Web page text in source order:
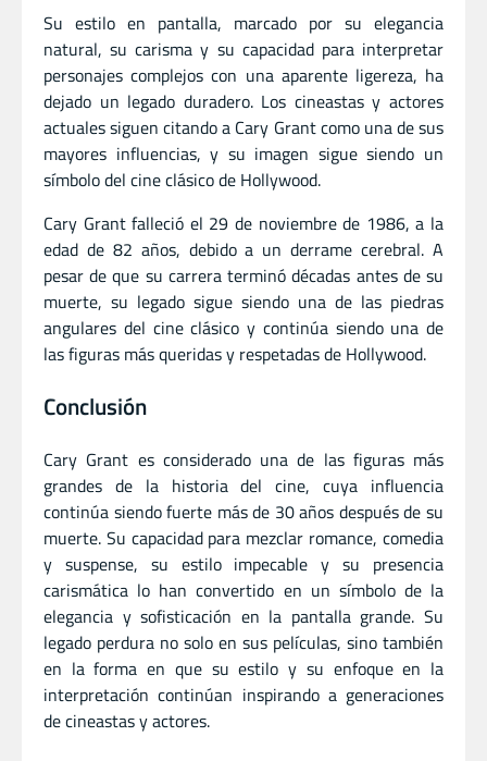
Su estilo en pantalla, marcado por su elegancia
natural, su carisma y su capacidad para interpretar
personajes complejos con una aparente ligereza, ha
dejado un legado duradero. Los cineastas y actores
actuales siguen citando a Cary Grant como una de sus
mayores influencias, y su imagen sigue siendo un
símbolo del cine clásico de Hollywood.
Cary Grant falleció el 29 de noviembre de 1986, a la
edad de 82 años, debido a un derrame cerebral. A
pesar de que su carrera terminó décadas antes de su
muerte, su legado sigue siendo una de las piedras
angulares del cine clásico y continúa siendo una de
las figuras más queridas y respetadas de Hollywood.
Conclusión
Cary Grant es considerado una de las figuras más
grandes de la historia del cine, cuya influencia
continúa siendo fuerte más de 30 años después de su
muerte. Su capacidad para mezclar romance, comedia
y suspense, su estilo impecable y su presencia
carismática lo han convertido en un símbolo de la
elegancia y sofisticación en la pantalla grande. Su
legado perdura no solo en sus películas, sino también
en la forma en que su estilo y su enfoque en la
interpretación continúan inspirando a generaciones
de cineastas y actores.